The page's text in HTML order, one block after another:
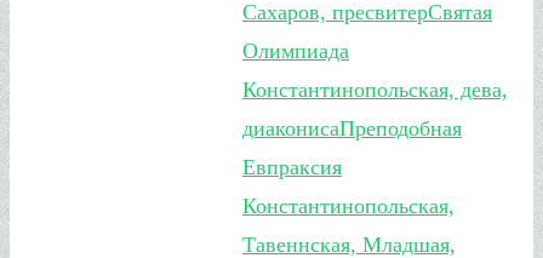
Сахаров, пресвитерСвятая
Олимпиада
Константинопольская, дева,
диаконисаПреподобная
Евпраксия
Константинопольская,
Тавеннская, Младшая,